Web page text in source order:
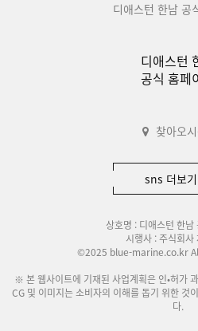
디애스턴 한남 공
디애스턴
공식 홈페
찾아오
sns 더보기
상호명 : 디애스턴 한남
시행사 : 주식회사
©2025 blue-marine.co.kr
※ 본 웹사이트에 기재된 사업계획은 인•허가
CG 및 이미지는 소비자의 이해를 돕기 위한 것
다.